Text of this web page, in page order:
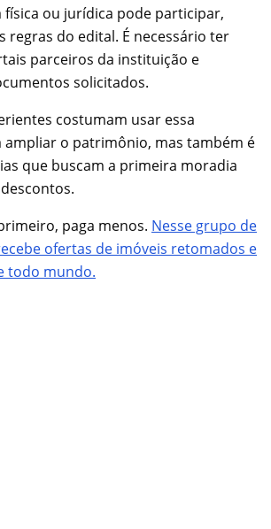
física ou jurídica pode participar,
regras do edital. É necessário ter
parceiros da instituição e
solicitados.
costumam usar essa
ampliar o patrimônio, mas também é
que buscam a primeira moradia
paga menos. Nesse grupo de
ofertas de imóveis retomados e
todo mundo.